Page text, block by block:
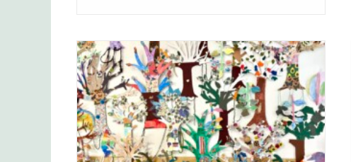
Scholen workshop GEWORTELD